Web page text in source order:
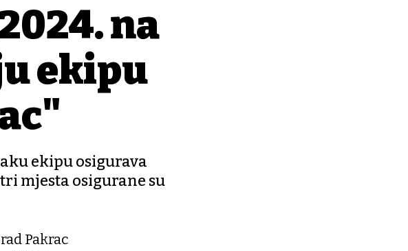
na
ekipu
ekipu osigurava
mjesta osigurane su
Pakrac